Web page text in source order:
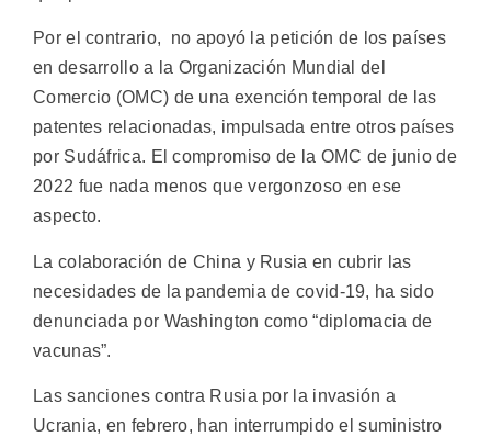
Por el contrario, no apoyó la petición de los países
en desarrollo a la Organización Mundial del
Comercio (OMC) de una exención temporal de las
patentes relacionadas, impulsada entre otros países
por Sudáfrica. El compromiso de la OMC de junio de
2022 fue nada menos que vergonzoso en ese
aspecto.
La colaboración de China y Rusia en cubrir las
necesidades de la pandemia de covid-19, ha sido
denunciada por Washington como “diplomacia de
vacunas”.
Las sanciones contra Rusia por la invasión a
Ucrania, en febrero, han interrumpido el suministro